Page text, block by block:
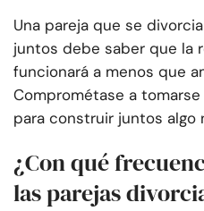
Una pareja que se
juntos debe saber que la
funcionará a menos que
Comprométase a
para construir juntos algo
¿Con qué
las parejas